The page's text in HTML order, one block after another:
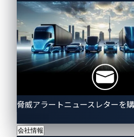
脅威アラートニュースレターを
会社情報
万米ドルを獲得しました。
ある100,000米ドルは、Teslaの
脆弱性チェーンを成功させた
与されました。このチームは、
2023でテスラ車に対するリモー
を成功
ます。Synacktivはさらに、今日
リオも成功させ、合計で約30万
得しました。